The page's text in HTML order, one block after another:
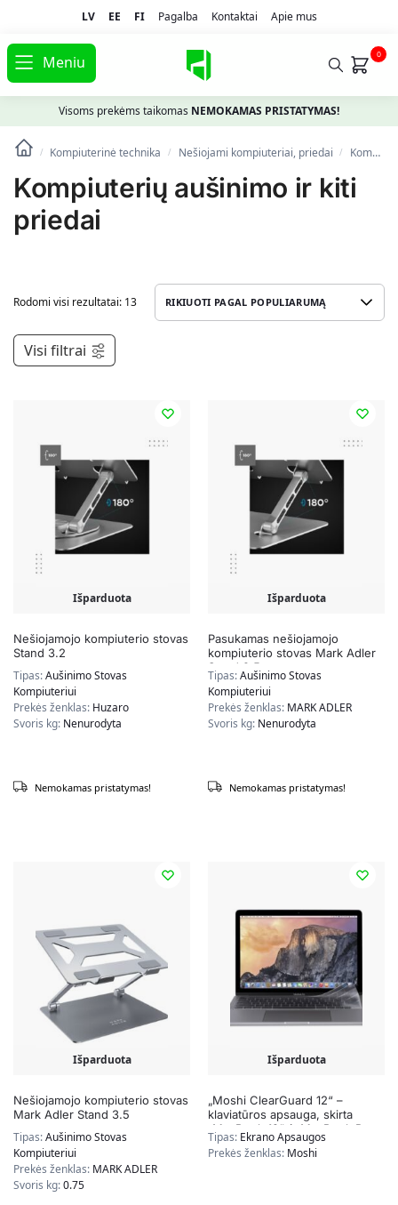
LV EE FI Pagalba Kontaktai Apie mus
Meniu 0
Visoms prekėms taikomas NEMOKAMAS PRISTATYMAS!
/ Kompiuterinė technika / Nešiojami kompiuteriai, priedai / Kompiuterių aušinimo ir kiti priedai
Kompiuterių aušinimo ir kiti
priedai
Rodomi visi rezultatai: 13
Visi filtrai
Išparduota
Nešiojamojo kompiuterio stovas
Stand 3.2
Tipas:Aušinimo Stovas
Kompiuteriui
Prekės ženklas: Huzaro
Svoris kg: Nenurodyta
Nemokamas pristatymas!
Išparduota
Pasukamas nešiojamojo
kompiuterio stovas Mark Adler
Stand 2.5
Tipas:Aušinimo Stovas
Kompiuteriui
Prekės ženklas: MARK ADLER
Svoris kg: Nenurodyta
Nemokamas pristatymas!
Išparduota
Nešiojamojo kompiuterio stovas
Mark Adler Stand 3.5
Tipas:Aušinimo Stovas
Kompiuteriui
Prekės ženklas: MARK ADLER
Svoris kg:0.75
Išparduota
„Moshi ClearGuard 12“ –
klaviatūros apsauga, skirta
„MacBook 12“ / „MacBook Pro
13“ (ES išdėstymas)
Tipas: Ekrano Apsaugos
Prekės ženklas: Moshi